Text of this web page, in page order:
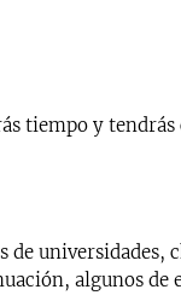
tiempo y
de universidades,
algunos de